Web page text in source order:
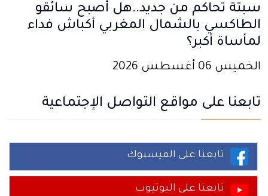
سبتة تحاكم من جديد..هل أصبح سائقو
الطاكسي بالشمال المغربي أكباش فداء
لمأساة أكبر؟
الخميس 06 أغسطس 2026
تابعنا على مواقع التواصل الإجتماعية
تابعنا على الفيسبوك
تابعنا على اليوتيوب